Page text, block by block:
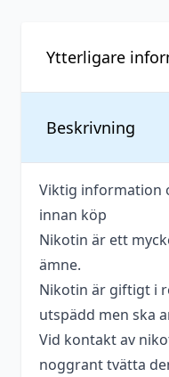
Beskrivning
Viktig information
innan köp
Nikotin är ett
ämne.
Nikotin är giftigt i
utspädd men ska
Vid kontakt av
noggrant tvätta
Ytterligare
Vikt
Antal
Antal ml
Beskrivande
Blandning
Flaskstorlek
Innehåller
cooling